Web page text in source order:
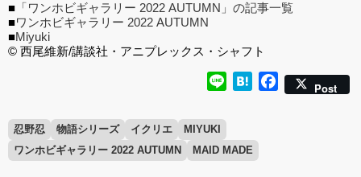
■ 「ワンホビギャラリー 2022 AUTUMN」の記事一覧
■ワンホビギャラリー 2022 AUTUMN
■Miyuki
© 西尾維新/講談社・アニプレックス・シャフト
Line HatenaFacebook
Post
忍野忍 物語シリーズ イクリエ
MIYUKI
ワンホビギャラリー 2022 AUTUMN
MAID MADE